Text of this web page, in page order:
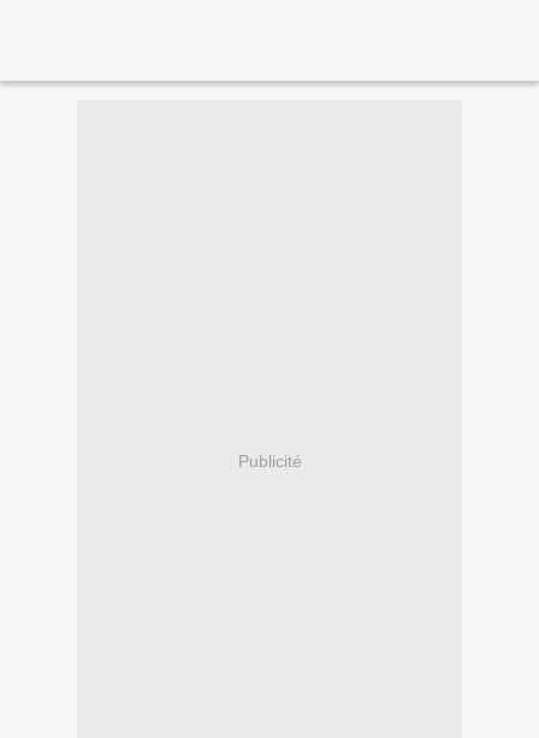
Publicité